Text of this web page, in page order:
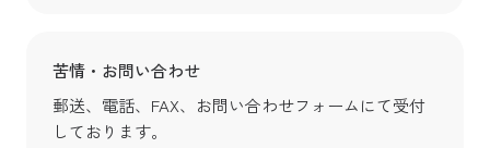
苦情・お問い合わせ
郵送、電話、FAX、お問い合わせフォームにて受付
しております。